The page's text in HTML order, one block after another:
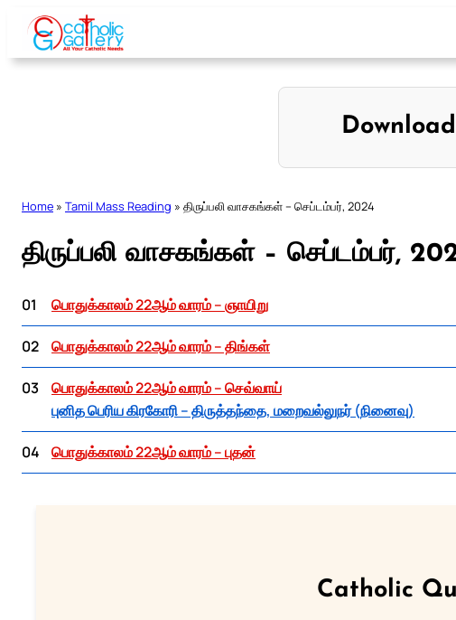
Skip
content
Home » Tamil Mass Reading » திருப்பலி வாசகங்கள் – செப்டம்பர், 2024
திருப்பலி வாசகங்கள் – செப்டம்பர்,
01 பொதுக்காலம் 22ஆம் வாரம் – ஞாயிறு
02 பொதுக்காலம் 22ஆம் வாரம் – திங்கள்
03
பொதுக்காலம் 22ஆம் வாரம் – செவ்வாய்
புனித பெரிய கிரகோரி – திருத்தந்தை, மறைவல்லுநர் (நினைவு)
04 பொதுக்காலம் 22ஆம் வாரம் – புதன்
Catholic